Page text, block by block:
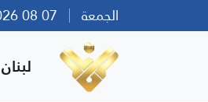
الجمعة
لبنان